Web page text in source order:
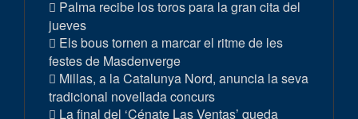
Palma recibe los toros para la gran cita del
jueves
Els bous tornen a marcar el ritme de les
festes de Masdenverge
Millas, a la Catalunya Nord, anuncia la seva
tradicional novellada concurs
La final del ‘Cénate Las Ventas’ queda